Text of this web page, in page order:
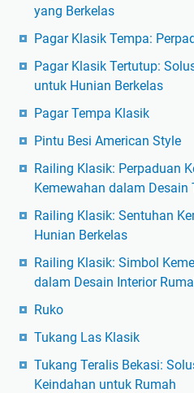
yang Berkelas
Pagar Klasik Tempa:
Pagar Klasik Tertutup:
untuk Hunian Berkelas
Pagar Tempa Klasik
Pintu Besi American Style
Railing Klasik: Perpaduan
Kemewahan dalam Desain
Railing Klasik: Sentuhan
Hunian Berkelas
Railing Klasik: Simbol
dalam Desain Interior
Ruko
Tukang Las Klasik
Tukang Teralis Bekasi:
Keindahan untuk Rumah